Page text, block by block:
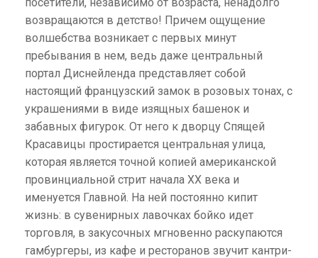
возвращаются в детство! Причем ощущение
волшебства возникает с первых минут
пребывания в нем, ведь даже центральный
портал Диснейленда представляет собой
настоящий французский замок в розовых тонах, с
украшениями в виде изящных башенок и
забавных фигурок. От него к дворцу Спящей
Красавицы простирается центральная улица,
которая является точной копией американской
провинциальной стрит начала XX века и
именуется Главной. На ней постоянно кипит
жизнь: в сувенирных лавочках бойко идет
торговля, в закусочных мгновенно раскупаются
гамбургеры, из кафе и ресторанов звучит кантри-